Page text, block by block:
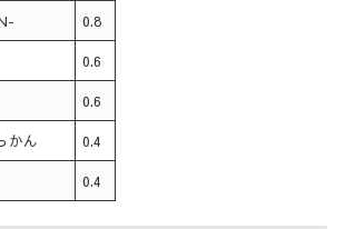
0.8
0.6
0.6
かん 0.4
0.4